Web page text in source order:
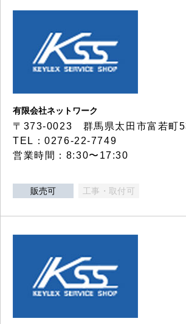
有限会社ネットワーク
〒373-0023 群馬県太田市富若町
TEL：0276-22-7749
営業時間：8:30〜17:30
販売可 工事・取付可